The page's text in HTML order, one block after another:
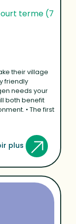
terme (7
their village
friendly
needs your
both benefit
• The first
plus